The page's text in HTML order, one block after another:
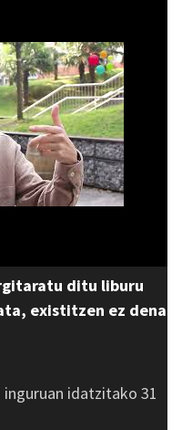
ditu liburu
existitzen ez dena
idatzitako 31